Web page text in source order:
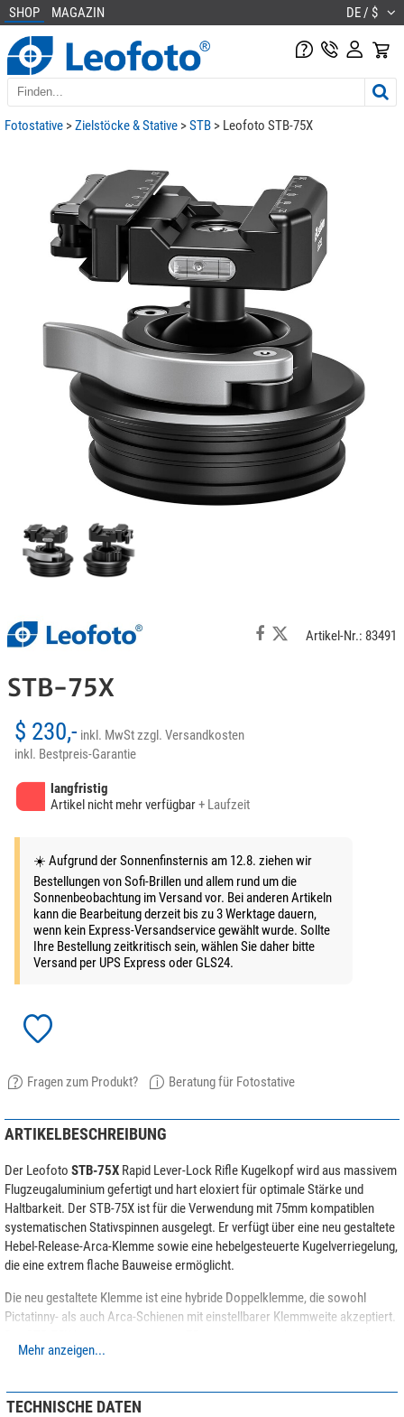
SHOP MAGAZIN DE / $
Fotostative >Zielstöcke & Stative >STB > Leofoto STB-75X
Artikel-Nr.: 83491
STB-75X
$ 230,- inkl. MwStzzgl. Versandkosten
inkl. Bestpreis-Garantie
langfristig
Artikel nicht mehr verfügbar+ Laufzeit
☀️ Aufgrund der Sonnenfinsternis am 12.8. ziehen wir
Bestellungen von Sofi-Brillen und allem rund um die
Sonnenbeobachtung im Versand vor. Bei anderen Artikeln
kann die Bearbeitung derzeit bis zu 3 Werktage dauern,
wenn kein Express-Versandservice gewählt wurde. Sollte
Ihre Bestellung zeitkritisch sein, wählen Sie daher bitte
Versand per UPS Express oder GLS24.
Fragen zum Produkt? Beratung für Fotostative
ARTIKELBESCHREIBUNG
Der Leofoto STB-75X Rapid Lever-Lock Rifle Kugelkopf wird aus massivem
Flugzeugaluminium gefertigt und hart eloxiert für optimale Stärke und
Haltbarkeit. Der STB-75X ist für die Verwendung mit 75mm kompatiblen
systematischen Stativspinnen ausgelegt. Er verfügt über eine neu gestaltete
Hebel-Release-Arca-Klemme sowie eine hebelgesteuerte Kugelverriegelung,
die eine extrem flache Bauweise ermöglicht.
Die neu gestaltete Klemme ist eine hybride Doppelklemme, die sowohl
Pictatinny- als auch Arca-Schienen mit einstellbarer Klemmweite akzeptiert.
nicht als normaler Kugelkopf verwendet werden und ist nicht kompatibel mit
Dieses Produkt kann nur mit Stativen mit einer Aufnahme für 75mm
Mehr anzeigen...
TECHNISCHE DATEN